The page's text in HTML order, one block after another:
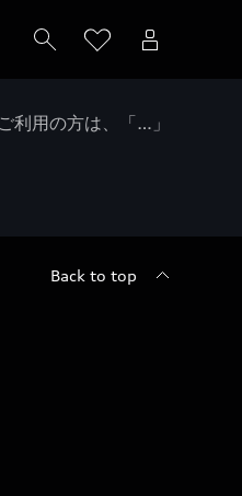
利用の方は、「…」
Back to top